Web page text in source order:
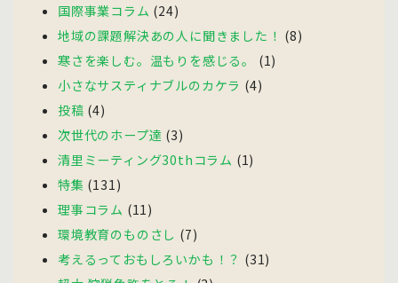
国際事業コラム (24)
地域の課題解決あの人に聞きました！ (8)
寒さを楽しむ。温もりを感じる。
(1)
小さなサスティナブルのカケラ (4)
投稿 (4)
次世代のホープ達 (3)
清里ミーティング30thコラム (1)
特集 (131)
理事コラム (11)
環境教育のものさし (7)
考えるっておもしろいかも！？ (31)